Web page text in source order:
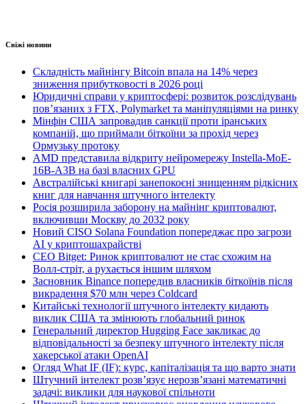
Свіжі новини
Складність майнінгу Bitcoin впала на 14% через
зниження прибутковості в 2026 році
Юридичні справи у криптосфері: розвиток розслідувань
пов’язаних з FTX, Polymarket та маніпуляціями на ринку
Мінфін США запровадив санкції проти іранських
компаній, що приймали біткоїни за прохід через
Ормузьку протоку
AMD представила відкриту нейромережу Instella-MoE-
16B-A3B на базі власних GPU
Австралійські книгарі занепокоєні знищенням рідкісних
книг для навчання штучного інтелекту
Росія розширила заборону на майнінг криптовалют,
включивши Москву до 2032 року
Новий CISO Solana Foundation попереджає про загрози
AI у криптошахрайстві
CEO Bitget: Ринок криптовалют не стає схожим на
Волл-стріт, а рухається іншим шляхом
Засновник Binance попередив власників біткоїнів після
викрадення $70 млн через Coldcard
Китайські технології штучного інтелекту кидають
виклик США та змінюють глобальний ринок
Генеральний директор Hugging Face закликає до
відповідальності за безпеку штучного інтелекту після
хакерської атаки OpenAI
Огляд What IF (IF): курс, капіталізація та що варто знати
Штучний інтелект розв’язує нерозв’язані математичні
задачі: виклики для наукової спільноти